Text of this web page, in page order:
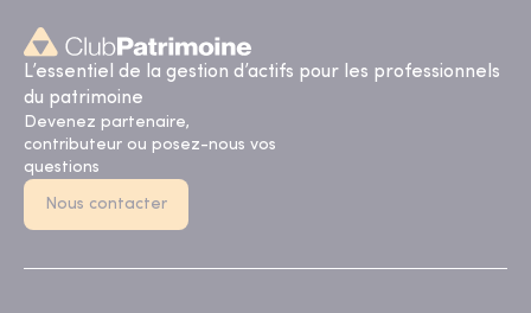
L’essentiel de la gestion d’actifs pour les professionnels
du patrimoine
Devenez partenaire,
contributeur ou posez-nous vos
questions
Nous contacter